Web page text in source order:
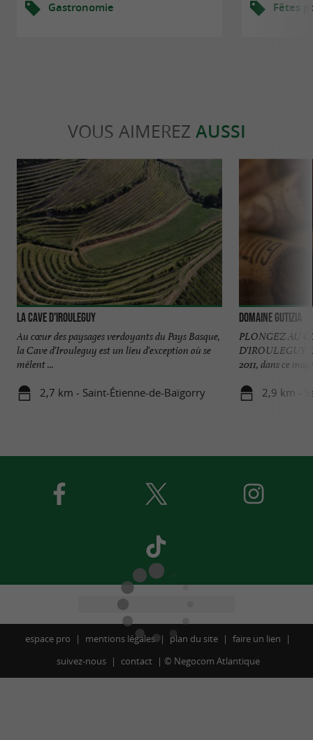
Gastronomie Fêtes
VOUS AIMEREZ AUSSI
La Cave d'Irouleguy
Au cœur des paysages verdoyants du Pays Basque,
la Cave d'Irouleguy est un lieu d'exception où se
mêlent ...
2,7 km - Saint-Étienne-de-Baïgorry
Domaine Gutizia
PLONGEZ AU
D'IROULEGUY
2011, dans ce
2,9 km -
espace pro mentions légales plan du site
faire un lien
suivez-nous
contact © Negocom Atlantique